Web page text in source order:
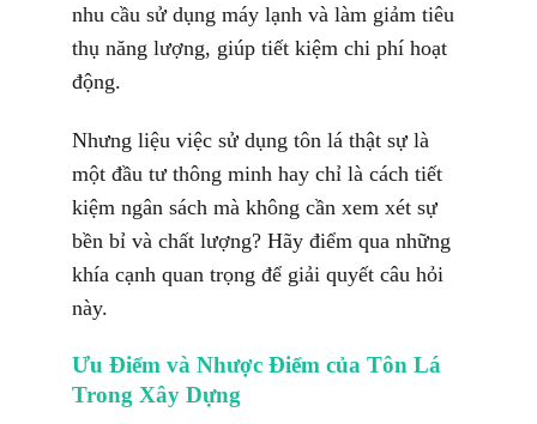
nhu cầu sử dụng máy lạnh và làm giảm tiêu
thụ năng lượng, giúp tiết kiệm chi phí hoạt
động.
Nhưng liệu việc sử dụng tôn lá thật sự là
một đầu tư thông minh hay chỉ là cách tiết
kiệm ngân sách mà không cần xem xét sự
bền bỉ và chất lượng? Hãy điểm qua những
khía cạnh quan trọng để giải quyết câu hỏi
này.
Ưu Điểm và Nhược Điểm của Tôn Lá
Trong Xây Dựng